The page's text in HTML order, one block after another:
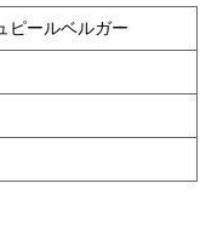
ピールベルガー